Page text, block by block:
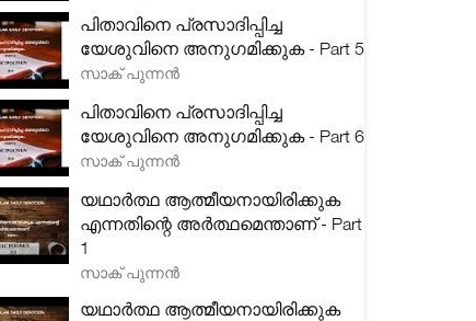
പിതാവിനെ പ്രസാദിപ്പിച്ച
യേശുവിനെ അനുഗമിക്കുക - Part 5
സാക് പുന്നൻ
പിതാവിനെ പ്രസാദിപ്പിച്ച
യേശുവിനെ അനുഗമിക്കുക - Part 6
സാക് പുന്നൻ
യഥാർത്ഥ ആത്മീയനായിരിക്കുക
എന്നതിന്റെ അർത്ഥമെന്താണ് - Part
1
സാക് പുന്നൻ
യഥാർത്ഥ ആത്മീയനായിരിക്കുക